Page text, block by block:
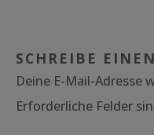
SCHREIBE
Deine E-Mail-Adresse
Erforderliche Felder